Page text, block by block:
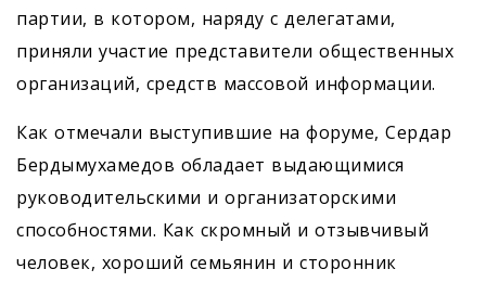
партии, в котором, наряду с делегатами,
приняли участие представители общественных
организаций, средств массовой информации.
Как отмечали выступившие на форуме, Сердар
Бердымухамедов обладает выдающимися
руководительскими и организаторскими
способностями. Как скромный и отзывчивый
человек, хороший семьянин и сторонник